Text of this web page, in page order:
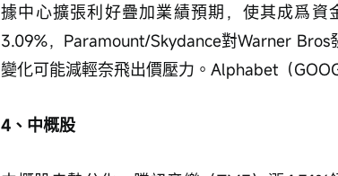
據中心擴張利好疊加業績預期，使其成爲資
3.09%，Paramount/Skydance對Warner Bros
變化可能減輕奈飛出價壓力。Alphabet（
4、中概股